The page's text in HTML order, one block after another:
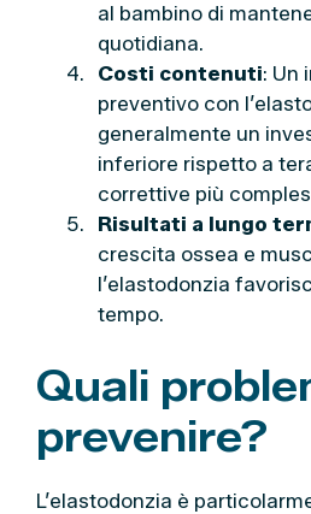
al bambino di
quotidiana.
Costi contenuti: Un
preventivo con
generalmente un
inferiore rispetto a
correttive più
Risultati a lungo
crescita ossea e
l’elastodonzia
tempo.
Quali
prevenire?
L’elastodonzia è